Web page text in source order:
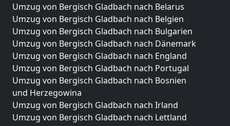
Umzug von Bergisch Gladbach nach Belarus
Umzug von Bergisch Gladbach nach Belgien
Umzug von Bergisch Gladbach nach Bulgarien
Umzug von Bergisch Gladbach nach Dänemark
Umzug von Bergisch Gladbach nach England
Umzug von Bergisch Gladbach nach Portugal
Umzug von Bergisch Gladbach nach Bosnien
und Herzegowina
Umzug von Bergisch Gladbach nach Irland
Umzug von Bergisch Gladbach nach Lettland